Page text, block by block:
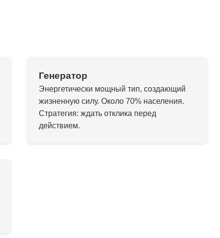
Генератор
Энергетически мощный тип, создающий
жизненную силу. Около 70% населения.
Стратегия: ждать отклика перед
действием.